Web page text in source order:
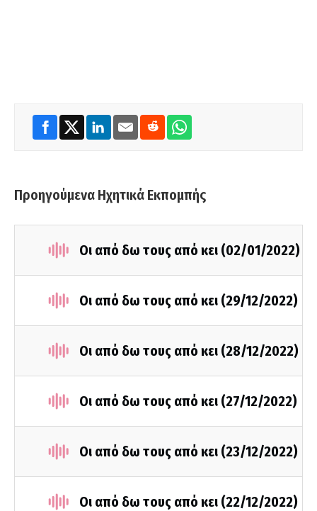
Προηγούμενα Ηχητικά Εκπομπής
Οι από δω τους από κει (02/01/2022)
Οι από δω τους από κει (29/12/2022)
Οι από δω τους από κει (28/12/2022)
Οι από δω τους από κει (27/12/2022)
Οι από δω τους από κει (23/12/2022)
Οι από δω τους από κει (22/12/2022)